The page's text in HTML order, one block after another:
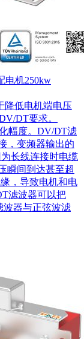
电机250kw
降低电机端电压
DT要求。
幅度。DV/DT滤
，变频器输出的
长线连接时电缆
瞬间到达甚至超
，导致电机和电
滤波器可以把
波器与正弦波滤